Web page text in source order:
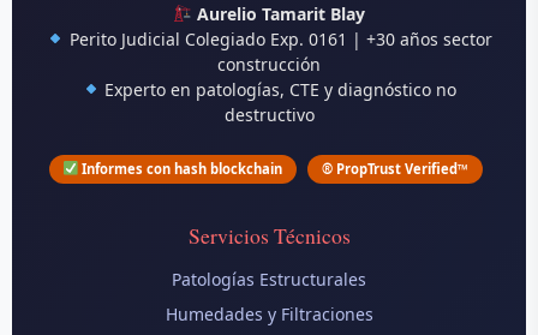
Aurelio Tamarit Blay
Perito Judicial Colegiado Exp. 0161 | +30 años sector
construcción
Experto en patologías, CTE y diagnóstico no
destructivo
Informes con hash blockchain ® PropTrust Verified™
Servicios Técnicos
Patologías Estructurales
Humedades y Filtraciones